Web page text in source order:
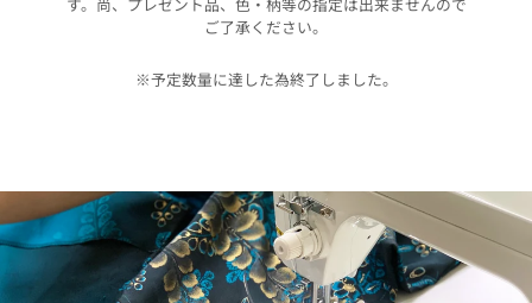
ご了承ください。
※予定数量に達した為終了しました。